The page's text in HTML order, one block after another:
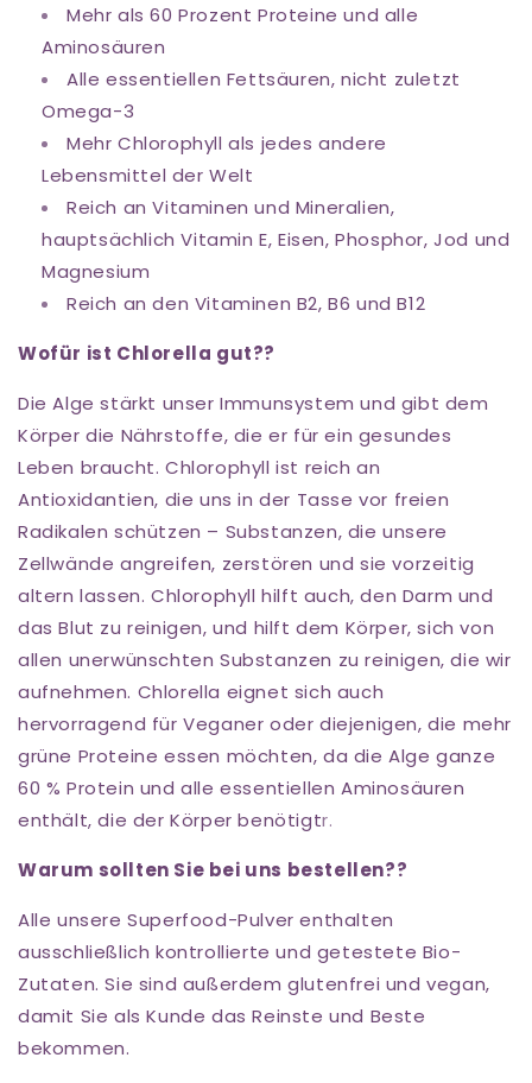
Mehr als 60 Prozent Proteine und alle
Aminosäuren
Alle essentiellen Fettsäuren, nicht zuletzt
Omega-3
Mehr Chlorophyll als jedes andere
Lebensmittel der Welt
Reich an Vitaminen und Mineralien,
hauptsächlich Vitamin E, Eisen, Phosphor, Jod und
Magnesium
Reich an den Vitaminen B2, B6 und B12
Wofür ist Chlorella gut??
Die Alge stärkt unser Immunsystem und gibt dem
Körper die Nährstoffe, die er für ein gesundes
Leben braucht. Chlorophyll ist reich an
Antioxidantien, die uns in der Tasse vor freien
Radikalen schützen – Substanzen, die unsere
Zellwände angreifen, zerstören und sie vorzeitig
altern lassen. Chlorophyll hilft auch, den Darm und
das Blut zu reinigen, und hilft dem Körper, sich von
allen unerwünschten Substanzen zu reinigen, die wir
aufnehmen. Chlorella eignet sich auch
hervorragend für Veganer oder diejenigen, die mehr
grüne Proteine essen möchten, da die Alge ganze
60 % Protein und alle essentiellen Aminosäuren
enthält, die der Körper benötigtr.
Warum sollten Sie bei uns bestellen??
Alle unsere Superfood-Pulver enthalten
ausschließlich kontrollierte und getestete Bio-
Zutaten. Sie sind außerdem glutenfrei und vegan,
damit Sie als Kunde das Reinste und Beste
bekommen.